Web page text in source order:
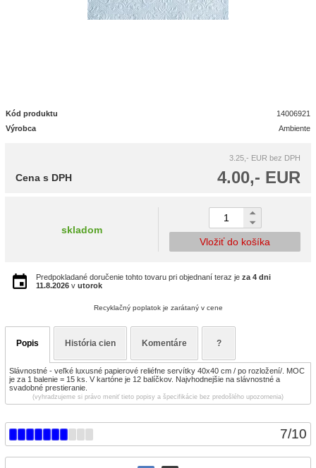
7/10
Kód produktu
14006921
Výrobca
Ambiente
3.25,- EUR bez DPH
4.00,- EUR
Cena s DPH
skladom
Vložiť do košíka
Predpokladané doručenie tohto tovaru pri objednaní teraz je za 4 dni
11.8.2026 v utorok
Recyklačný poplatok je zarátaný v cene
Popis História cien Komentáre ?
Slávnostné - veľké luxusné papierové reliéfne servítky 40x40 cm / po rozložení/. MOC
je za 1 balenie = 15 ks. V kartóne je 12 balíčkov. Najvhodnejšie na slávnostné a
svadobné prestieranie.
(vyhradzujeme si právo meniť tieto popisy a špecifikácie bez predošlého upozornenia)